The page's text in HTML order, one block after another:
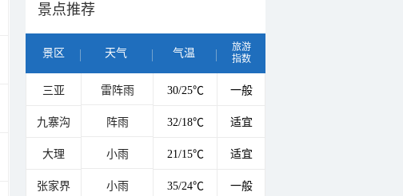
景点推荐
景区 天气 气温
旅游
指数
三亚 雷阵雨 30/25℃ 一般
九寨沟 阵雨 32/18℃ 适宜
大理 小雨 21/15℃ 适宜
张家界 小雨 35/24℃ 一般